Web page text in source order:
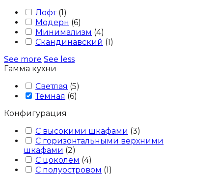
Лофт (1)
Модерн (6)
Минимализм (4)
Скандинавский (1)
See more See less
Гамма кухни
Светлая (5)
Темная (6)
Конфигурация
С высокими шкафами (3)
С горизонтальными верхними
шкафами (2)
С цоколем (4)
С полуостровом (1)